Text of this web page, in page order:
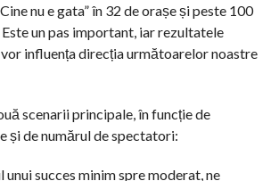
nu e gata” în 32 de orașe și peste 100
un pas important, iar rezultatele
influența direcția următoarelor noastre
scenarii principale, în funcție de
și de numărul de spectatori:
unui succes minim spre moderat, ne